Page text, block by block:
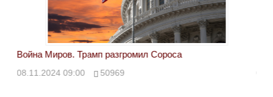
Война Миров. Трамп разгромил Сороса
08.11.2024 09:00 50969